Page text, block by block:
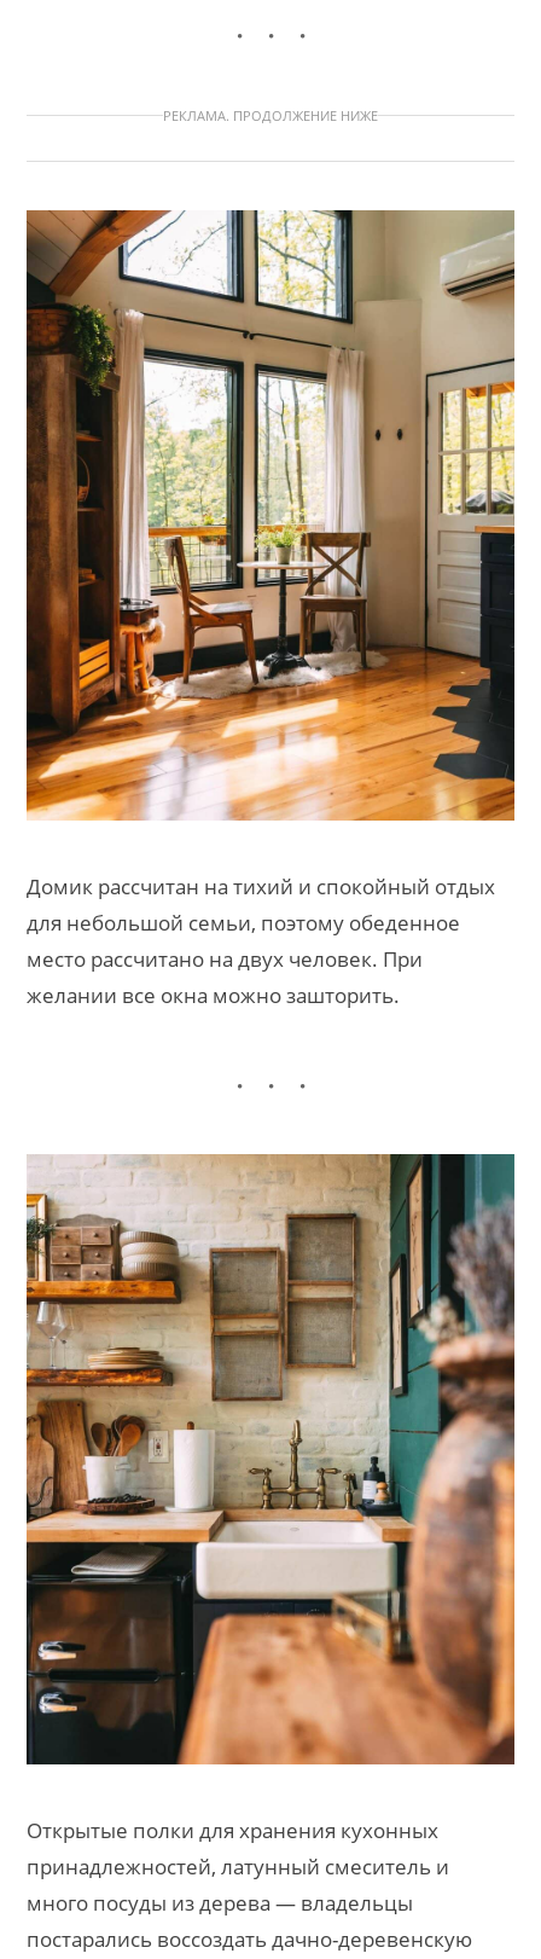
РЕКЛАМА. ПРОДОЛЖЕНИЕ НИЖЕ
Домик рассчитан на тихий и спокойный отдых
для небольшой семьи, поэтому обеденное
место рассчитано на двух человек. При
желании все окна можно зашторить.
Открытые полки для хранения кухонных
принадлежностей, латунный смеситель и
много посуды из дерева — владельцы
постарались воссоздать дачно-деревенскую